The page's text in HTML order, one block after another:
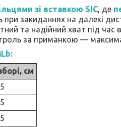
зі вставкою SIC, де
при закиданнях на далекі
та надійний хват під час
за приманкою —
см